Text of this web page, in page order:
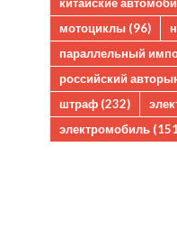
мотоциклы (96)
параллельный
российский
штраф (232)
электромобиль